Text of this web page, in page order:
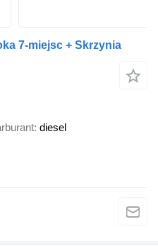
7-miejsc + Skrzynia
diesel